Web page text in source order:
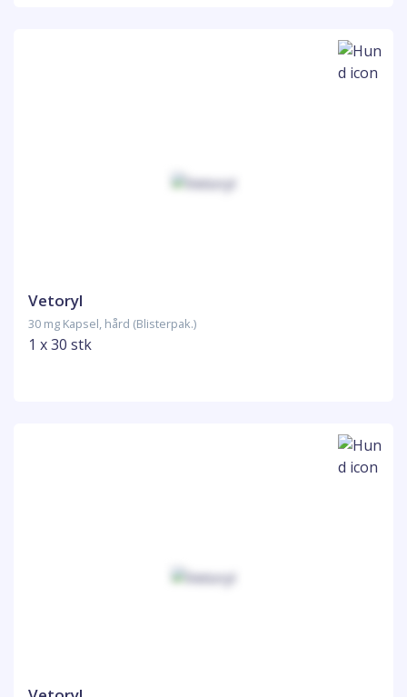
Vetoryl
30 mg Kapsel, hård (Blisterpak.)
1 x 30 stk